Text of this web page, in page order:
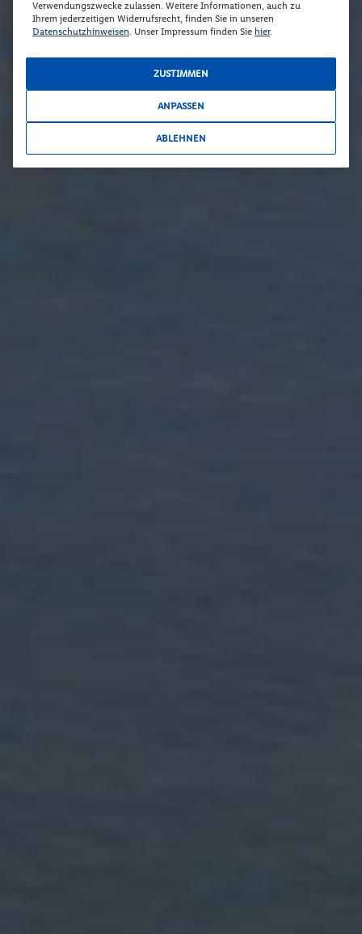
Verwendungszwecke zulassen. Weitere Informationen, auch zu
Ihrem jederzeitigen Widerrufsrecht, finden Sie in unseren
Datenschutzhinweisen. Unser Impressum finden Sie hier.
ZUSTIMMEN
ANPASSEN
ABLEHNEN